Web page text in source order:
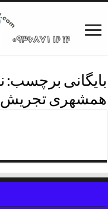
بایگانی برچسب:
همشهری تجریش